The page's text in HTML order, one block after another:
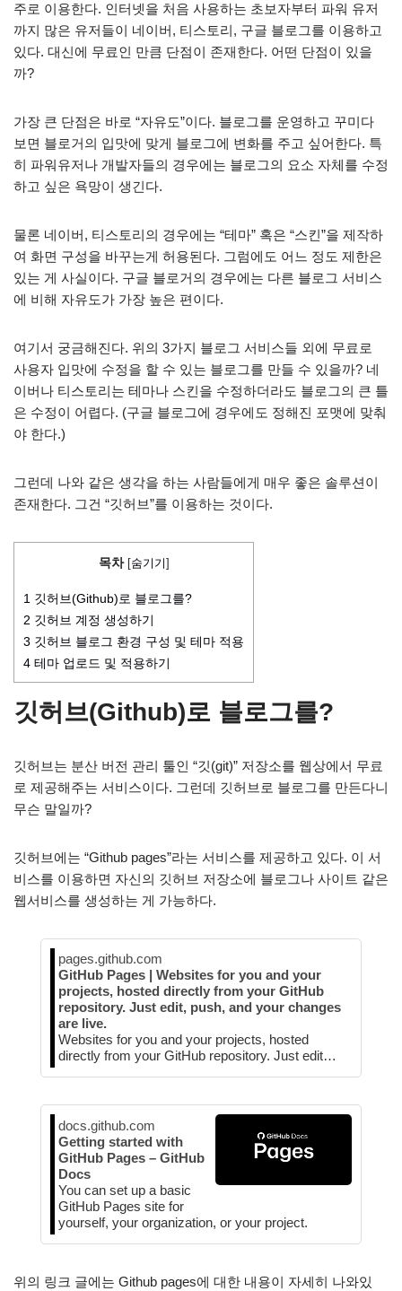
주로 이용한다. 인터넷을 처음 사용하는 초보자부터 파워 유저
까지 많은 유저들이 네이버, 티스토리, 구글 블로그를 이용하고
있다. 대신에 무료인 만큼 단점이 존재한다. 어떤 단점이 있을
까?
가장 큰 단점은 바로 “자유도”이다. 블로그를 운영하고 꾸미다
보면 블로거의 입맛에 맞게 블로그에 변화를 주고 싶어한다. 특
히 파워유저나 개발자들의 경우에는 블로그의 요소 자체를 수정
하고 싶은 욕망이 생긴다.
물론 네이버, 티스토리의 경우에는 “테마” 혹은 “스킨”을 제작하
여 화면 구성을 바꾸는게 허용된다. 그럼에도 어느 정도 제한은
있는 게 사실이다. 구글 블로거의 경우에는 다른 블로그 서비스
에 비해 자유도가 가장 높은 편이다.
여기서 궁금해진다. 위의 3가지 블로그 서비스들 외에 무료로
사용자 입맛에 수정을 할 수 있는 블로그를 만들 수 있을까? 네
이버나 티스토리는 테마나 스킨을 수정하더라도 블로그의 큰 틀
은 수정이 어렵다. (구글 블로그에 경우에도 정해진 포맷에 맞춰
야 한다.)
그런데 나와 같은 생각을 하는 사람들에게 매우 좋은 솔루션이
존재한다. 그건 “깃허브”를 이용하는 것이다.
목차 [숨기기]
1 깃허브(Github)로 블로그를?
2 깃허브 계정 생성하기
3 깃허브 블로그 환경 구성 및 테마 적용
4 테마 업로드 및 적용하기
깃허브(Github)로 블로그를?
깃허브는 분산 버전 관리 툴인 “깃(git)” 저장소를 웹상에서 무료
로 제공해주는 서비스이다. 그런데 깃허브로 블로그를 만든다니
무슨 말일까?
깃허브에는 “Github pages”라는 서비스를 제공하고 있다. 이 서
비스를 이용하면 자신의 깃허브 저장소에 블로그나 사이트 같은
웹서비스를 생성하는 게 가능하다.
pages.github.com
GitHub Pages | Websites for you and your
projects, hosted directly from your GitHub
repository. Just edit, push, and your changes
are live.
Websites for you and your projects, hosted
directly from your GitHub repository. Just edit…
docs.github.com
Getting started with
GitHub Pages – GitHub
Docs
You can set up a basic
GitHub Pages site for
yourself, your organization, or your project.
위의 링크 글에는 Github pages에 대한 내용이 자세히 나와있